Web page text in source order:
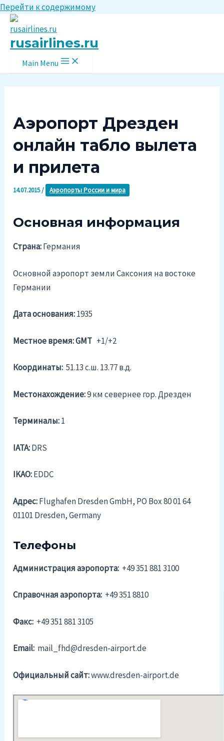
Перейти к содержимому
rusairlines.ru
Main Menu
Аэропорт Дрезден
онлайн табло вылета
и прилета
14.07.2015/ Аэропорты России и мира
Основная информация
Страна:Германия
Основной аэропорт земли Саксония на востоке
Германии
Дата основания:1935
Местное время: GMT +1/+2
Координаты: 51.13 c.ш. 13.77 в.д.
Местонахождение:9 км севернее гор. Дрезден
Терминалы:1
IATA:DRS
IKAO:EDDC
Адрес:Flughafen Dresden GmbH, PO Box 80 01 64
01101 Dresden, Germany
Телефоны
Администрация аэропорта: +49 351 881 3100
Справочная аэропорта: +49 351 8810
Факс: +49 351 881 3105
Email: mail_fhd@dresden-airport.de
Официальный cайт:www.dresden-airport.de